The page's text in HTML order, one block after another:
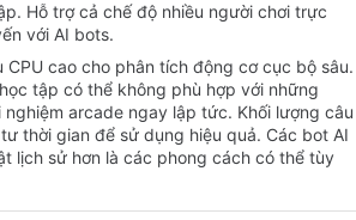
Hỗ trợ cả chế độ nhiều người chơi trực
với AI bots.
CPU cao cho phân tích động cơ cục bộ sâu.
tập có thể không phù hợp với những
arcade ngay lập tức. Khối lượng câu
thời gian để sử dụng hiệu quả. Các bot AI
lịch sử hơn là các phong cách có thể tùy